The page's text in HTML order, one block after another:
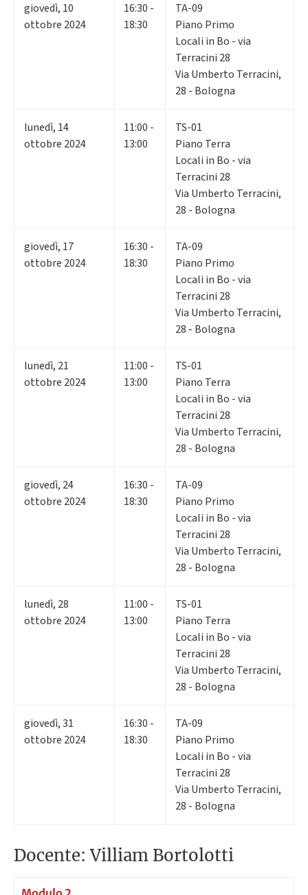
giovedì, 10
ottobre 2024
16:30 -
18:30
TA-09
Piano Primo
Locali in Bo - via
Terracini 28
Via Umberto Terracini,
28 - Bologna
lunedì, 14
ottobre 2024
11:00 -
13:00
TS-01
Piano Terra
Locali in Bo - via
Terracini 28
Via Umberto Terracini,
28 - Bologna
giovedì, 17
ottobre 2024
16:30 -
18:30
TA-09
Piano Primo
Locali in Bo - via
Terracini 28
Via Umberto Terracini,
28 - Bologna
lunedì, 21
ottobre 2024
11:00 -
13:00
TS-01
Piano Terra
Locali in Bo - via
Terracini 28
Via Umberto Terracini,
28 - Bologna
giovedì, 24
ottobre 2024
16:30 -
18:30
TA-09
Piano Primo
Locali in Bo - via
Terracini 28
Via Umberto Terracini,
28 - Bologna
lunedì, 28
ottobre 2024
11:00 -
13:00
TS-01
Piano Terra
Locali in Bo - via
Terracini 28
Via Umberto Terracini,
28 - Bologna
giovedì,31
ottobre 2024
16:30 -
18:30
TA-09
Piano Primo
Locali in Bo - via
Terracini 28
Via Umberto Terracini,
28 - Bologna
Docente: Villiam Bortolotti